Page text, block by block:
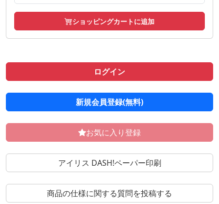
ショッピングカートに追加
ログイン
新規会員登録(無料)
お気に入り登録
アイリス DASH!ペーパー印刷
商品の仕様に関する質問を投稿する